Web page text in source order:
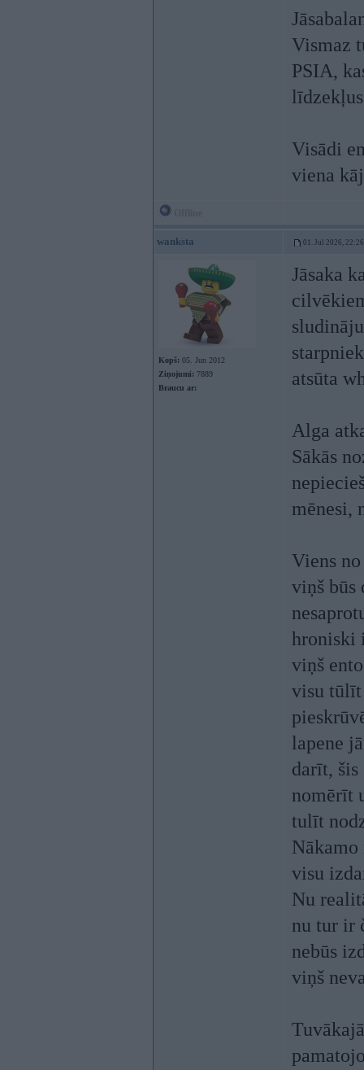
Vismaz
PSIA,
Visādi
viena
wanksta 01. Jul 2026, 22:26
Kopš: 05. Jun 2012
Ziņojumi: 7889
Braucu ar:
Jāsaka
atsūta
Alga
Sākās
mēnesi,
Viens
viņš būs
hroniski
viņš
visu tūlīt
lapene
darīt, šis
nomērīt
tulīt
Nākamo
visu
Nu
nu tur ir
nebūs
viņš